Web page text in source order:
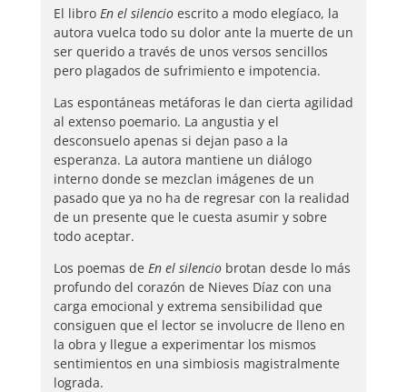
El libro En el silencio escrito a modo elegíaco, la
autora vuelca todo su dolor ante la muerte de un
ser querido a través de unos versos sencillos
pero plagados de sufrimiento e impotencia.
Las espontáneas metáforas le dan cierta agilidad
al extenso poemario. La angustia y el
desconsuelo apenas si dejan paso a la
esperanza. La autora mantiene un diálogo
interno donde se mezclan imágenes de un
pasado que ya no ha de regresar con la realidad
de un presente que le cuesta asumir y sobre
todo aceptar.
Los poemas de En el silenciobrotan desde lo más
profundo del corazón de Nieves Díaz con una
carga emocional y extrema sensibilidad que
consiguen que el lector se involucre de lleno en
la obra y llegue a experimentar los mismos
sentimientos en una simbiosis magistralmente
lograda.